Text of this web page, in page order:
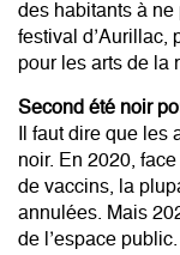
des habitants à
festival d’Aurillac,
pour les arts de la
Second été noir
Il faut dire que
noir. En 2020,
de vaccins, la
annulées. Mais
de l’espace